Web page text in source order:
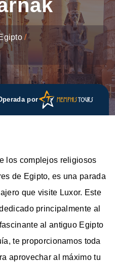
por
los complejos religiosos
de Egipto, es una parada
que visite Luxor. Este
principalmente al
al antiguo Egipto
te proporcionamos toda
aprovechar al máximo tu